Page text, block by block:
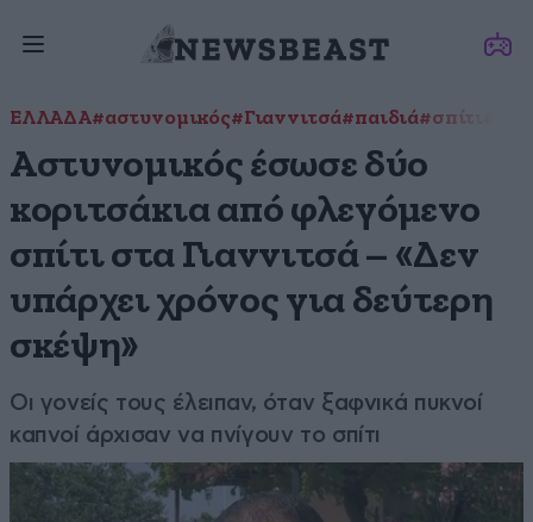
ΕΛΛΑΔΑ#αστυνομικός#Γιαννιτσά#παιδιά#σπίτι
Αστυνομικός έσωσε δύο
κοριτσάκια από φλεγόμενο
σπίτι στα Γιαννιτσά – «Δεν
υπάρχει χρόνος για δεύτερη
σκέψη»
Οι γονείς τους έλειπαν, όταν ξαφνικά πυκνοί
καπνοί άρχισαν να πνίγουν το σπίτι